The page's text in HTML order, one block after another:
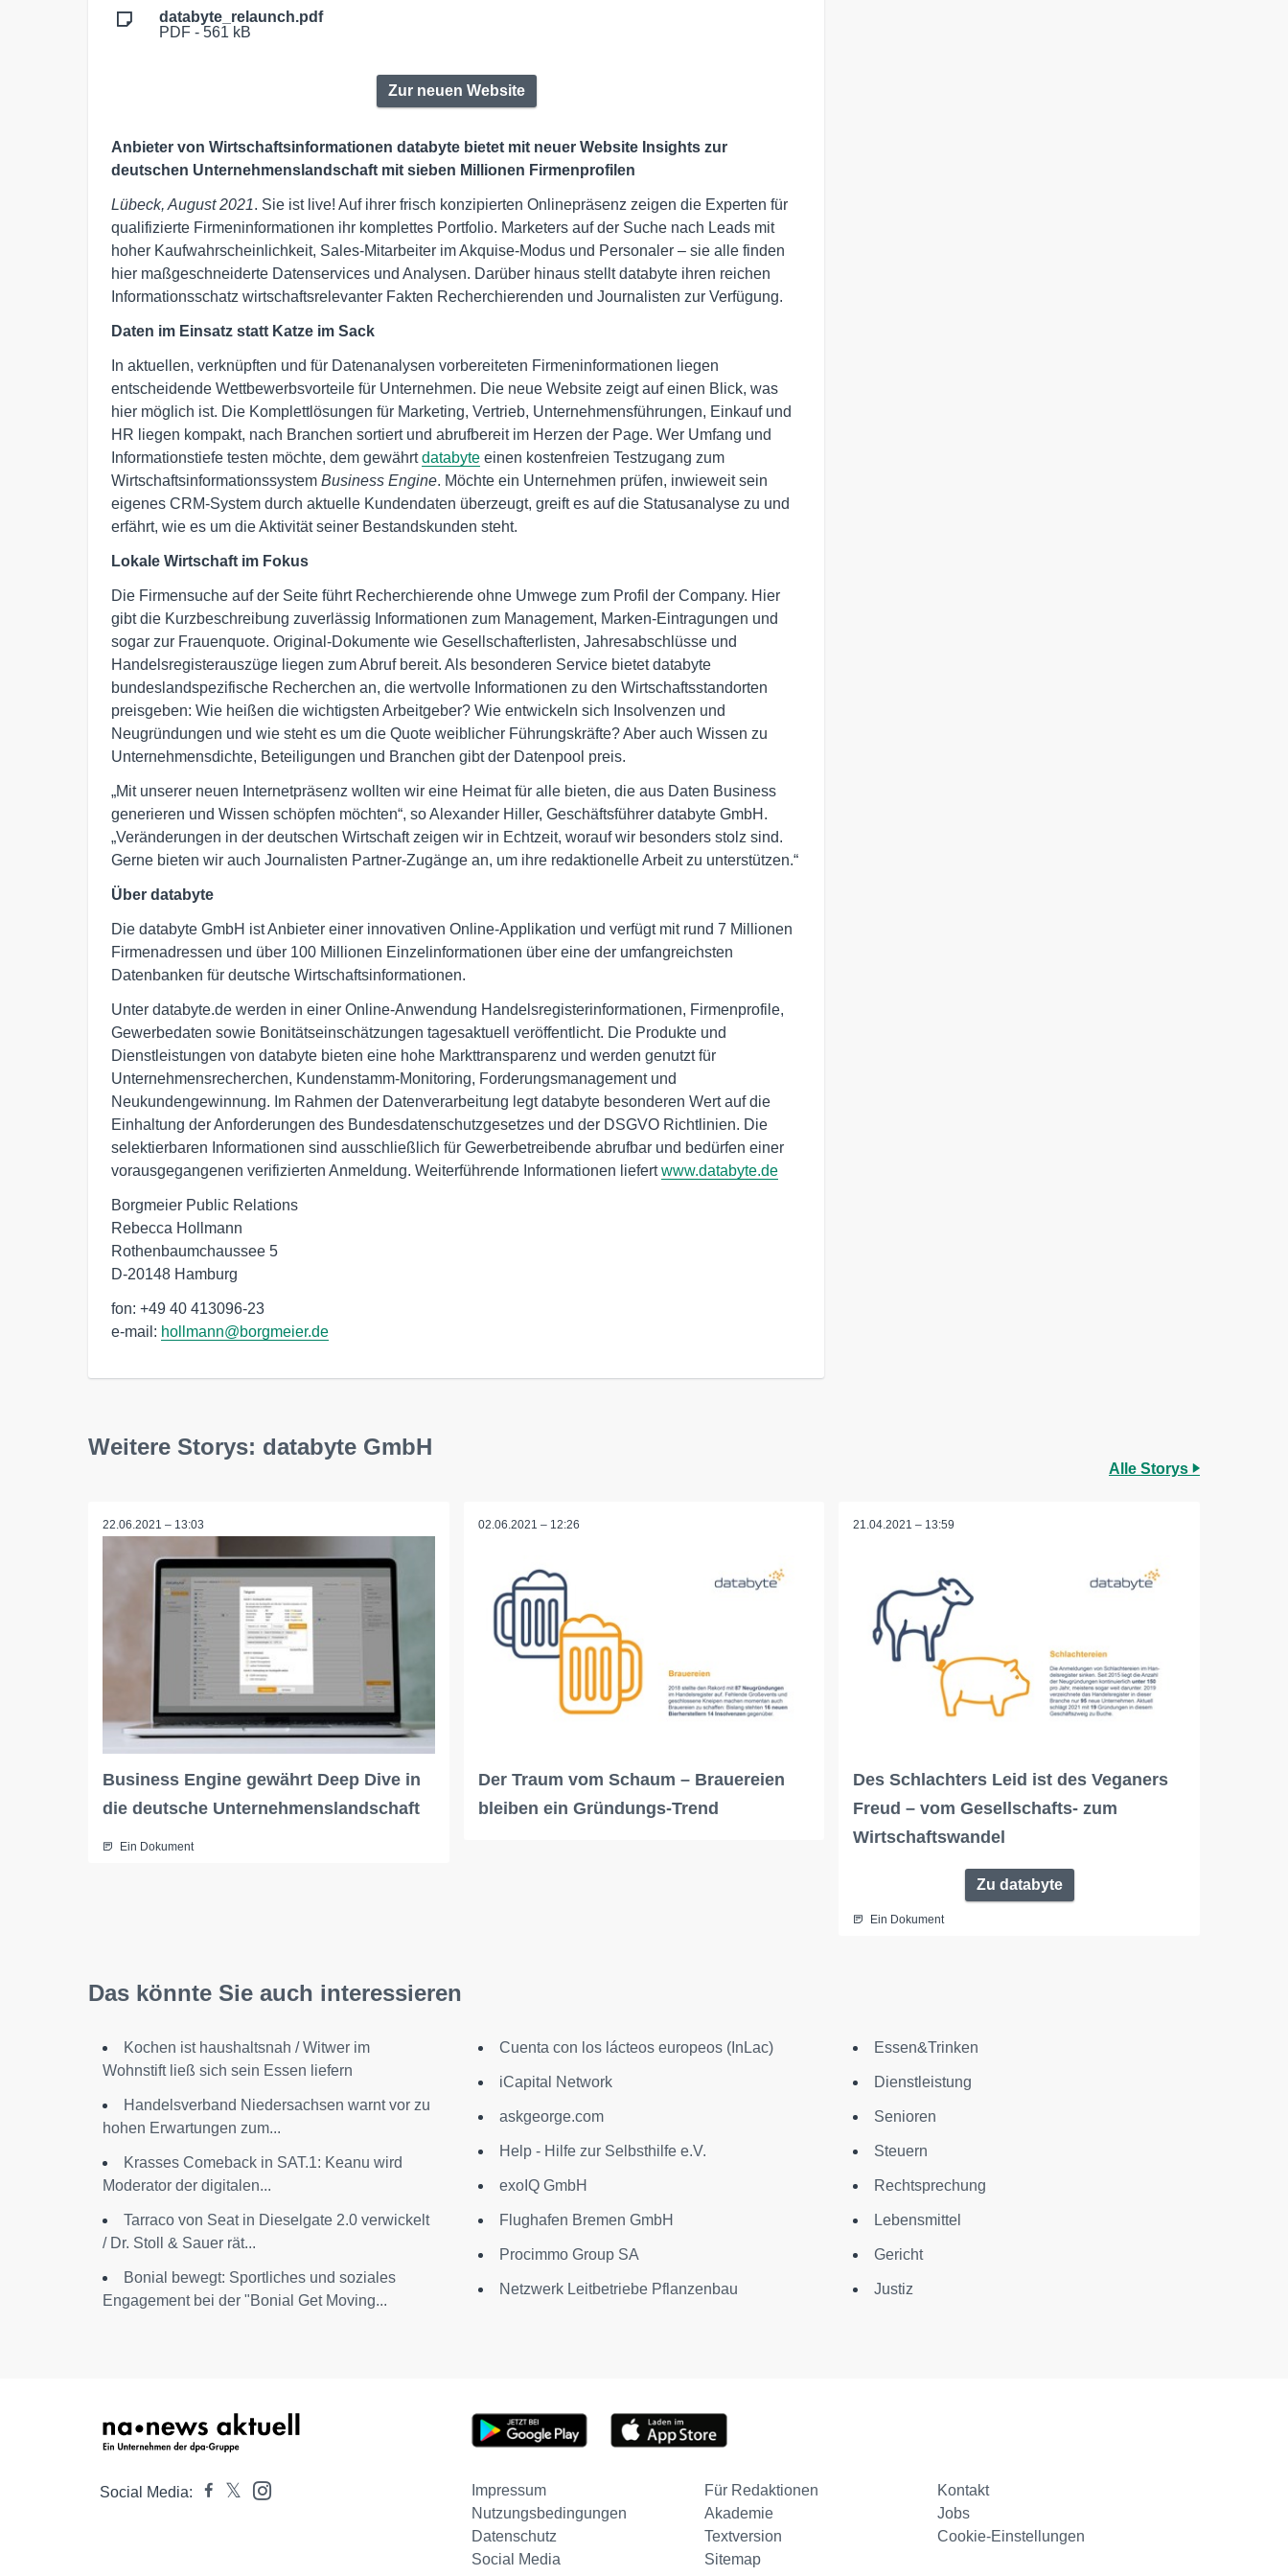
databyte_relaunch.pdf
PDF - 561 kB
Zur neuen Website
Anbieter von Wirtschaftsinformationen databyte bietet mit neuer Website Insights zur
deutschen Unternehmenslandschaft mit sieben Millionen Firmenprofilen
Lübeck, August 2021. Sie ist live! Auf ihrer frisch konzipierten Onlinepräsenz zeigen die Experten für
qualifizierte Firmeninformationen ihr komplettes Portfolio. Marketers auf der Suche nach Leads mit
hoher Kaufwahrscheinlichkeit, Sales-Mitarbeiter im Akquise-Modus und Personaler – sie alle finden
hier maßgeschneiderte Datenservices und Analysen. Darüber hinaus stellt databyte ihren reichen
Informationsschatz wirtschaftsrelevanter Fakten Recherchierenden und Journalisten zur Verfügung.
Daten im Einsatz statt Katze im Sack
In aktuellen, verknüpften und für Datenanalysen vorbereiteten Firmeninformationen liegen
entscheidende Wettbewerbsvorteile für Unternehmen. Die neue Website zeigt auf einen Blick, was
hier möglich ist. Die Komplettlösungen für Marketing, Vertrieb, Unternehmensführungen, Einkauf und
HR liegen kompakt, nach Branchen sortiert und abrufbereit im Herzen der Page. Wer Umfang und
Informationstiefe testen möchte, dem gewährtdatabyte einen kostenfreien Testzugang zum
Wirtschaftsinformationssystem Business Engine. Möchte ein Unternehmen prüfen, inwieweit sein
eigenes CRM-System durch aktuelle Kundendaten überzeugt, greift es auf die Statusanalyse zu und
erfährt, wie es um die Aktivität seiner Bestandskunden steht.
Lokale Wirtschaft im Fokus
Die Firmensuche auf der Seite führt Recherchierende ohne Umwege zum Profil der Company. Hier
gibt die Kurzbeschreibung zuverlässig Informationen zum Management, Marken-Eintragungen und
sogar zur Frauenquote. Original-Dokumente wie Gesellschafterlisten, Jahresabschlüsse und
Handelsregisterauszüge liegen zum Abruf bereit. Als besonderen Service bietet databyte
bundeslandspezifische Recherchen an, die wertvolle Informationen zu den Wirtschaftsstandorten
preisgeben: Wie heißen die wichtigsten Arbeitgeber? Wie entwickeln sich Insolvenzen und
Neugründungen und wie steht es um die Quote weiblicher Führungskräfte? Aber auch Wissen zu
Unternehmensdichte, Beteiligungen und Branchen gibt der Datenpool preis.
„Mit unserer neuen Internetpräsenz wollten wir eine Heimat für alle bieten, die aus Daten Business
generieren und Wissen schöpfen möchten“, so Alexander Hiller, Geschäftsführer databyte GmbH.
„Veränderungen in der deutschen Wirtschaft zeigen wir in Echtzeit, worauf wir besonders stolz sind.
Gerne bieten wir auch Journalisten Partner-Zugänge an, um ihre redaktionelle Arbeit zu unterstützen.“
Über databyte
Die databyte GmbH ist Anbieter einer innovativen Online-Applikation und verfügt mit rund 7 Millionen
Firmenadressen und über 100 Millionen Einzelinformationen über eine der umfangreichsten
Datenbanken für deutsche Wirtschaftsinformationen.
Unter databyte.de werden in einer Online-Anwendung Handelsregisterinformationen, Firmenprofile,
Gewerbedaten sowie Bonitätseinschätzungen tagesaktuell veröffentlicht. Die Produkte und
Dienstleistungen von databyte bieten eine hohe Markttransparenz und werden genutzt für
Unternehmensrecherchen, Kundenstamm-Monitoring, Forderungsmanagement und
Neukundengewinnung. Im Rahmen der Datenverarbeitung legt databyte besonderen Wert auf die
Einhaltung der Anforderungen des Bundesdatenschutzgesetzes und der DSGVO Richtlinien. Die
selektierbaren Informationen sind ausschließlich für Gewerbetreibende abrufbar und bedürfen einer
vorausgegangenen verifizierten Anmeldung. Weiterführende Informationen liefertwww.databyte.de
Borgmeier Public Relations
Rebecca Hollmann
Rothenbaumchaussee 5
D-20148 Hamburg
fon: +49 40 413096-23
e-mail: hollmann@borgmeier.de
Weitere Storys: databyte GmbH
Alle Storys
22.06.2021 – 13:03
Business Engine gewährt Deep Dive in
die deutsche Unternehmenslandschaft
Ein Dokument
02.06.2021 – 12:26
Der Traum vom Schaum – Brauereien
bleiben ein Gründungs-Trend
21.04.2021 – 13:59
Des Schlachters Leid ist des Veganers
Freud – vom Gesellschafts- zum
Wirtschaftswandel
Zu databyte
Ein Dokument
Das könnte Sie auch interessieren
Kochen ist haushaltsnah / Witwer im
Wohnstift ließ sich sein Essen liefern
Handelsverband Niedersachsen warnt vor zu
hohen Erwartungen zum...
Krasses Comeback in SAT.1: Keanu wird
Moderator der digitalen...
Tarraco von Seat in Dieselgate 2.0 verwickelt
/ Dr. Stoll & Sauer rät...
Bonial bewegt: Sportliches und soziales
Engagement bei der "Bonial Get Moving...
Cuenta con los lácteos europeos (InLac)
iCapital Network
askgeorge.com
Help - Hilfe zur Selbsthilfe e.V.
exoIQ GmbH
Flughafen Bremen GmbH
Procimmo Group SA
Netzwerk Leitbetriebe Pflanzenbau
Essen&Trinken
Dienstleistung
Senioren
Steuern
Rechtsprechung
Lebensmittel
Gericht
Justiz
Social Media: Impressum Für Redaktionen
Kontakt
Nutzungsbedingungen
Akademie
Jobs
Datenschutz
Textversion
Cookie-Einstellungen
Social Media
Sitemap